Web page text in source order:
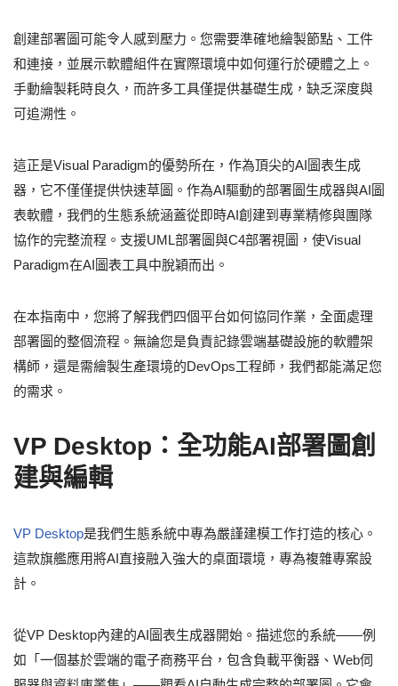
創建部署圖可能令人感到壓力。您需要準確地繪製節點、工件
和連接，並展示軟體組件在實際環境中如何運行於硬體之上。
手動繪製耗時良久，而許多工具僅提供基礎生成，缺乏深度與
可追溯性。
這正是Visual Paradigm的優勢所在，作為頂尖的AI圖表生成
器，它不僅僅提供快速草圖。作為AI驅動的部署圖生成器與AI圖
表軟體，我們的生態系統涵蓋從即時AI創建到專業精修與團隊
協作的完整流程。支援UML部署圖與C4部署視圖，使Visual
Paradigm在AI圖表工具中脫穎而出。
在本指南中，您將了解我們四個平台如何協同作業，全面處理
部署圖的整個流程。無論您是負責記錄雲端基礎設施的軟體架
構師，還是需繪製生產環境的DevOps工程師，我們都能滿足您
的需求。
VP Desktop：全功能AI部署圖創
建與編輯
VP Desktop是我們生態系統中專為嚴謹建模工作打造的核心。
這款旗艦應用將AI直接融入強大的桌面環境，專為複雜專案設
計。
從VP Desktop內建的AI圖表生成器開始。描述您的系統——例
如「一個基於雲端的電子商務平台，包含負載平衡器、Web伺